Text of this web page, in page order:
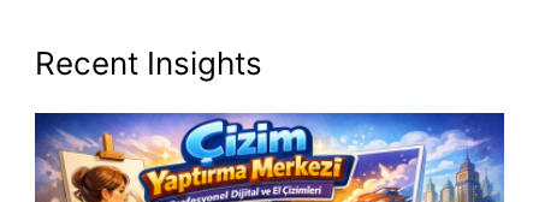
Recent Insights